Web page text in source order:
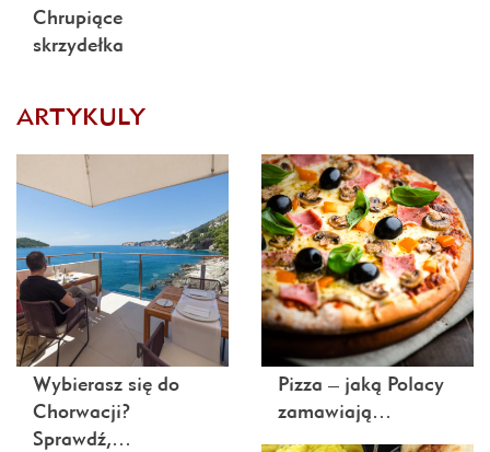
Chrupiące
skrzydełka
ARTYKULY
Wybierasz się do
Chorwacji?
Sprawdź,…
Pizza – jaką Polacy
zamawiają…